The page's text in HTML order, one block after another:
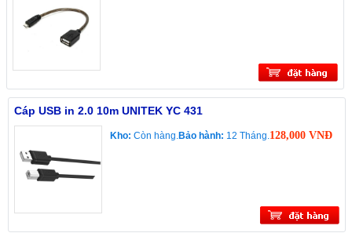
Cáp USB in 2.0 10m UNITEK YC 431
Kho: Còn hàng.Bảo hành: 12 Tháng.128,000 VNĐ